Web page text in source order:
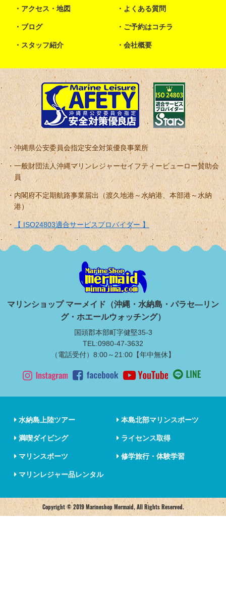
アクセス・地図 よくある質問
ブログ ご予約はコチラ
スタッフ紹介 会社概要
沖縄県公安委員会指定安全対策優良事業所
一般財団法人沖縄マリンレジャーセイフティービューロー賛助会
員
内閣府不定期航路事業届出（渡久地港～水納港、本部港～水納
港）
【 ISO24803適合サービスプロバイダー 】
マリンショップ マーメイド（沖縄・水納島・パラセ―リン
グ・ホエールウォッチング）
国頭郡本部町字健堅35-3
TEL:0980-47-3632
（電話受付）8:00～21:00【年中無休】
水納島上陸ツアー 本島北部マリンスポーツ
満喫ダイビング ライセンス取得
マリンスポーツ 修学旅行・体験学習
マリンレジャー品レンタル
Copyright © 2019 Marineshop Mermaid, All Rights Reserved.